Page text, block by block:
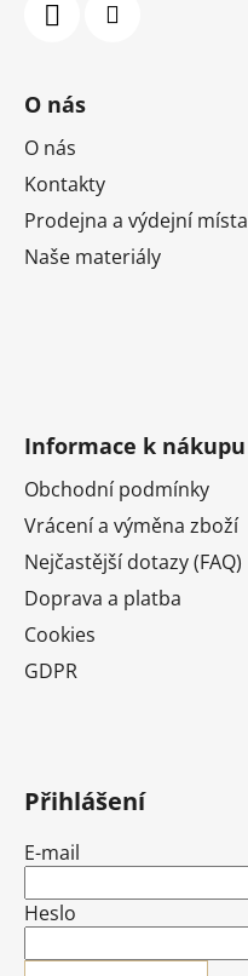
O nás
O nás
Kontakty
Prodejna a výdejní místa
Naše materiály
Informace k nákupu
Obchodní podmínky
Vrácení a výměna zboží
Nejčastější dotazy (FAQ)
Doprava a platba
Cookies
GDPR
Přihlášení
E-mail
Heslo